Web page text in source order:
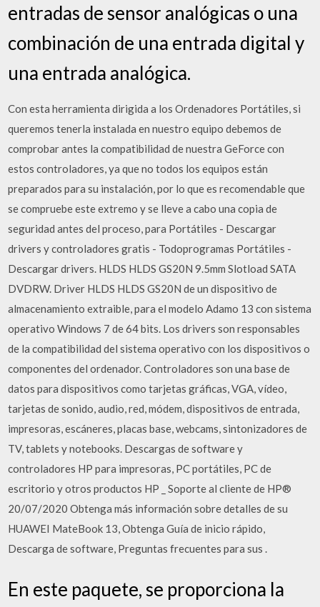
entradas de sensor analógicas o una
combinación de una entrada digital y
una entrada analógica.
Con esta herramienta dirigida a los Ordenadores Portátiles, si
queremos tenerla instalada en nuestro equipo debemos de
comprobar antes la compatibilidad de nuestra GeForce con
estos controladores, ya que no todos los equipos están
preparados para su instalación, por lo que es recomendable que
se compruebe este extremo y se lleve a cabo una copia de
seguridad antes del proceso, para Portátiles - Descargar
drivers y controladores gratis - Todoprogramas Portátiles -
Descargar drivers. HLDS HLDS GS20N 9.5mm Slotload SATA
DVDRW. Driver HLDS HLDS GS20N de un dispositivo de
almacenamiento extraible, para el modelo Adamo 13 con sistema
operativo Windows 7 de 64 bits. Los drivers son responsables
de la compatibilidad del sistema operativo con los dispositivos o
componentes del ordenador. Controladores son una base de
datos para dispositivos como tarjetas gráficas, VGA, vídeo,
tarjetas de sonido, audio, red, módem, dispositivos de entrada,
impresoras, escáneres, placas base, webcams, sintonizadores de
TV, tablets y notebooks. Descargas de software y
controladores HP para impresoras, PC portátiles, PC de
escritorio y otros productos HP _ Soporte al cliente de HP®
20/07/2020 Obtenga más información sobre detalles de su
HUAWEI MateBook 13, Obtenga Guía de inicio rápido,
Descarga de software, Preguntas frecuentes para sus .
En este paquete, se proporciona la